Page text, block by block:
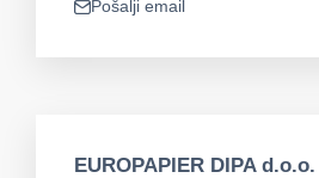
app.mail
Pošalji email
EUROPAPIER DIPA